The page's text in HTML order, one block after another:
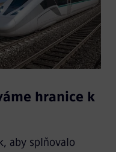
hranice k
aby splňovalo